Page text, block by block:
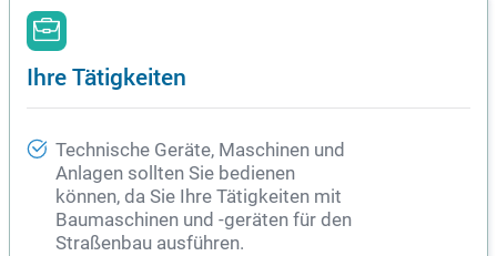
Ihre Tätigkeiten
Technische Geräte, Maschinen und
Anlagen sollten Sie bedienen
können, da Sie Ihre Tätigkeiten mit
Baumaschinen und -geräten für den
Straßenbau ausführen.